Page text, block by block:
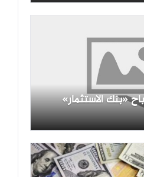
«بنك الاستثمار»